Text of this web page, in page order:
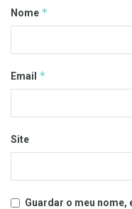
Nome *
Email *
Site
Guardar o meu nome,